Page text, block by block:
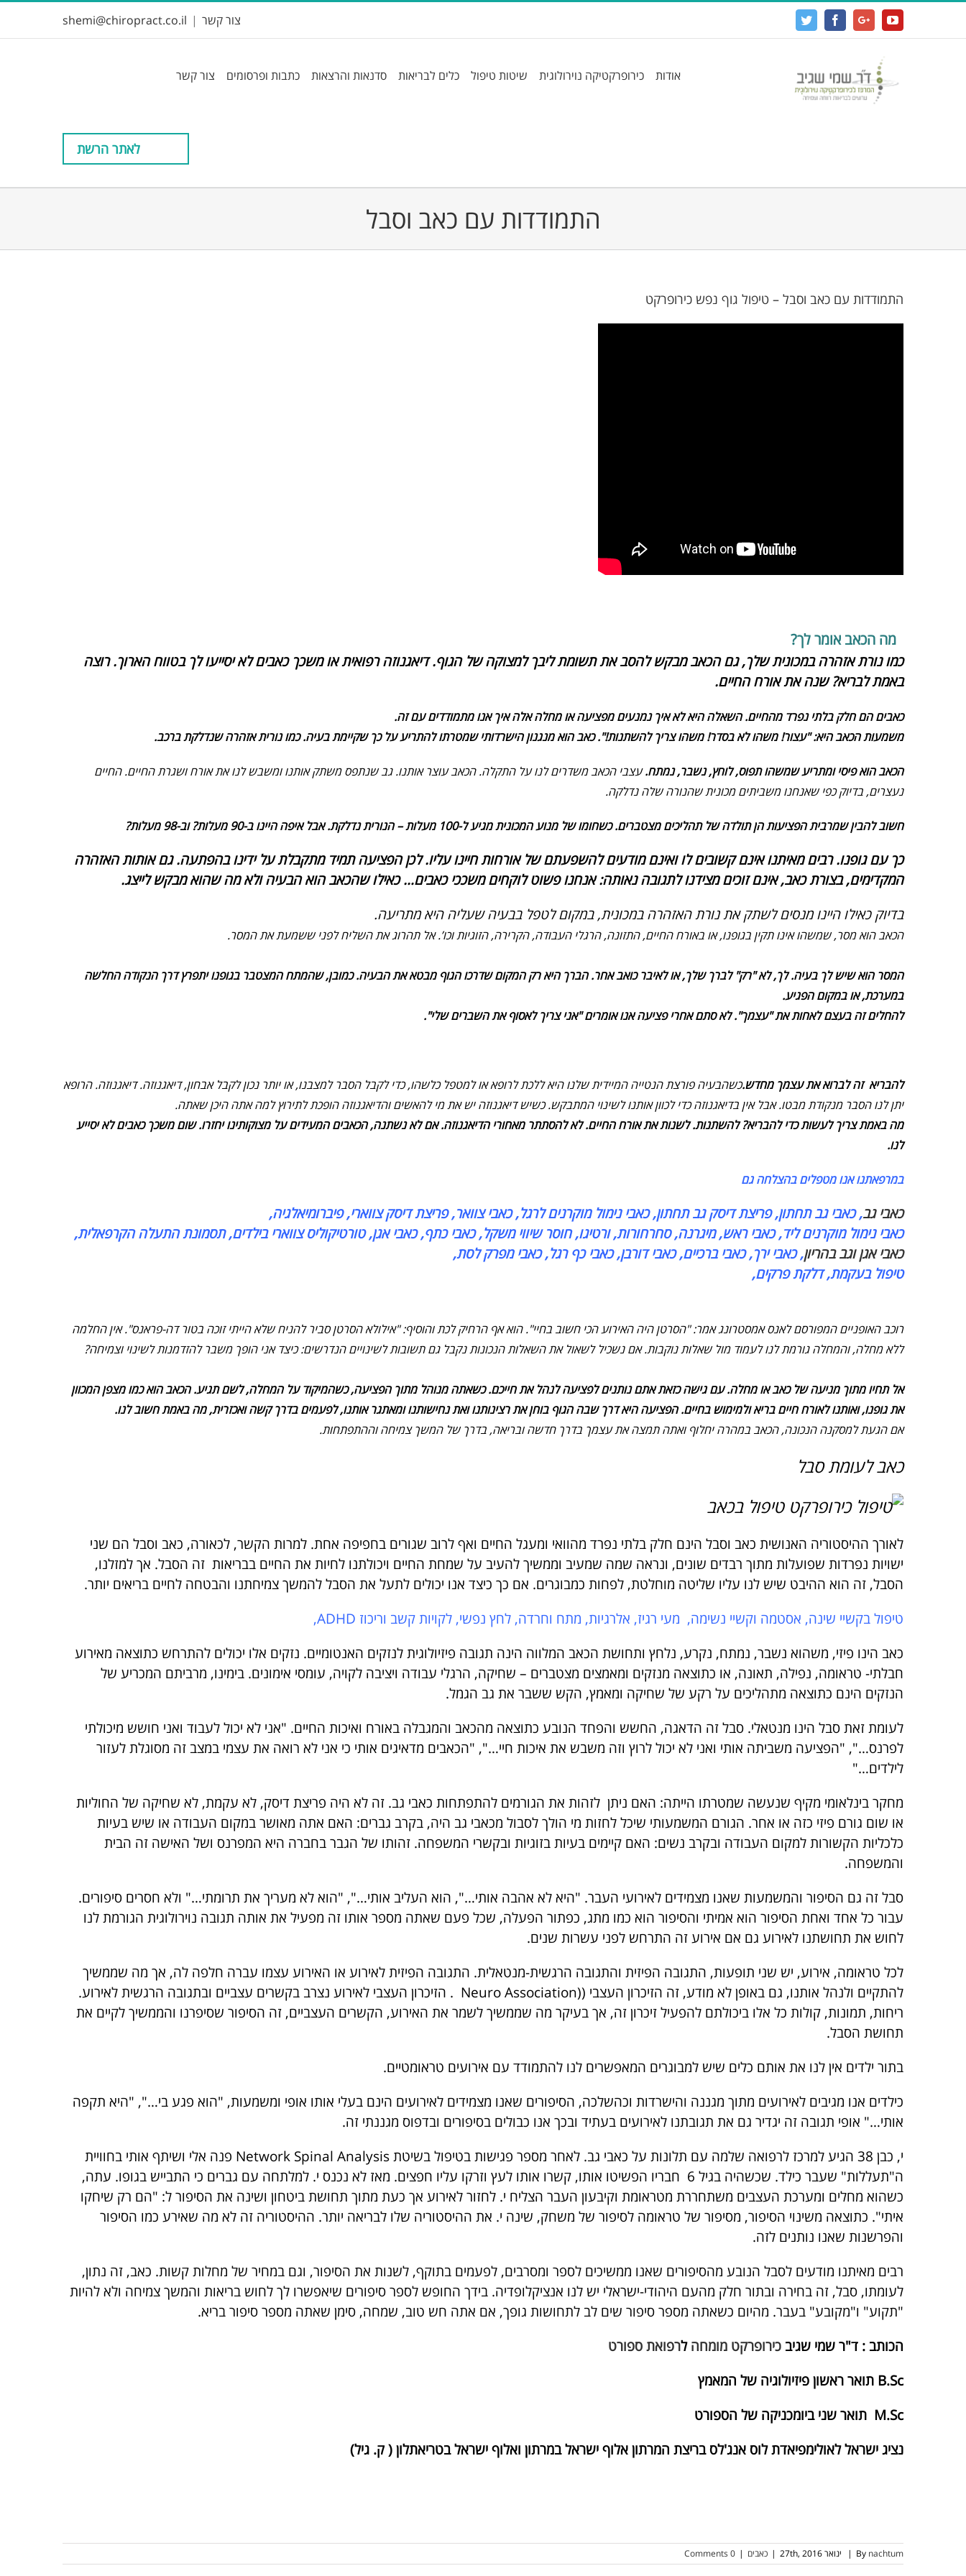
YouTube
Google+
Facebook צור קשר |
shemi@chiropract.co.il
אודות כירופרקטיקה נוירולוגית שיטות טיפול כלים לבריאות סדנאות והרצאות כתבות ופרסומים צור קשר
לאתר הרשת
התמודדות עם כאב וסבל
התמודדות עם כאב וסבל – טיפול גוף נפש כירופרקט
מה הכאב אומר לך?
כמו נורת אזהרה במכונית שלך, גם הכאב מבקש להסב את תשומת ליבך למצוקה של הגוף. דיאגנוזה רפואית או משכך כאבים לא יסייעו לך בטווח הארוך. רוצה
באמת לבריא? שנה את אורח החיים.
כאבים הם חלק בלתי נפרד מהחיים. השאלה היא לא איך נמנעים מפציעה או מחלה אלה איך אנו מתמודדים עם זה.
משמעות הכאב היא: "עצור! משהו לא בסדר! משהו צריך להשתנות!". כאב הוא מנגנון הישרדותי שמטרתו להתריע על כך שקיימת בעיה. כמו נורית אזהרה שנדלקת ברכב.
הכאב הוא פיסי ומתריע שמשהו תפוס, לוחץ, נשבר, נמתח.עצבי הכאב משדרים לנו על התקלה. הכאב עוצר אותנו. גב שנתפס משתק אותנו ומשבש לנו את אורח ושגרת החיים. החיים
נעצרים, בדיוק כפי שאנחנו משביתים מכונית שהנורה שלה נדלקה.
חשוב להבין שמרבית הפציעות הן תולדה של תהליכים מצטברים. כשחומו של מנוע המכונית מגיע ל-100 מעלות – הנורית נדלקת. אבל איפה היינו ב-90 מעלות? וב-98 מעלות?
כך עם גופנו. רבים מאיתנו אינם קשובים לו ואינם מודעים להשפעתם של אורחות חיינו עליו. לכן הפציעה תמיד מתקבלת על ידינו בהפתעה. גם אותות האזהרה
המקדימים, בצורת כאב, אינם זוכים מצידנו לתגובה נאותה: אנחנו פשוט לוקחים משככי כאבים… כאילו שהכאב הוא הבעיה ולא מה שהוא מבקש לייצג.
בדיוק כאילו היינו מנסים לשתק את נורת האזהרה במכונית, במקום לטפל בבעיה שעליה היא מתריעה.
הכאב הוא מסר, שמשהו אינו תקין בגופנו, או באורח החיים, התזונה, הרגלי העבודה, הקרירה, הזוגיות וכו’. אל תהרוג את השליח לפני ששמעת את המסר.
המסר הוא שיש לך בעיה. לך, לא "רק" לברך שלך, או לאיבר כואב אחר. הברך היא רק המקום שדרכו הגוף מבטא את הבעיה. כמובן, שהמתח המצטבר בגופנו יתפרץ דרך הנקודה החלשה
במערכת, או במקום הפגיע.
להחלים זה בעצם לאחות את "עצמך". לא סתם אחרי פציעה אנו אומרים "אני צריך לאסוף את השברים שלי".
להבריא זה לברוא את עצמך מחדש.כשהבעיה פורצת הנטייה המיידית שלנו היא ללכת לרופא או למטפל כלשהו, כדי לקבל הסבר למצבנו, או יותר נכון לקבל אבחון, דיאגנוזה. דיאגנוזה. הרופא
יתן לנו הסבר מנקודת מבטו. אבל אין בדיאגנוזה כדי לכוון אותנו לשינוי המתבקש. כשיש דיאגנוזה יש את מי להאשים והדיאגנוזה הופכת לתירוץ למה אתה היכן שאתה.
מה באמת צריך לעשות כדי להבריא? להשתנות. לשנות את אורח החיים. לא להסתתר מאחורי הדיאגנוזה. אם לא נשתנה, הכאבים המעידים על מצוקותינו יחזרו. שום משכך כאבים לא יסייע
לנו.
במרפאתנו אנו מטפלים בהצלחה גם
כאבי גב, כאבי גב תחתון, פריצת דיסק גב תחתון, כאבי נימול מוקרנים לרגל, כאבי צוואר, פריצת דיסק צווארי, פיברומיאלגיה,
כאבי נימול מוקרנים ליד, כאבי ראש, מיגרנה, סחרחורות, ורטיגו, חוסר שיווי משקל, כאבי כתף, כאבי אגן, טורטיקוליס צווארי בילדים, תסמונת התעלה הקרפאלית,
כאבי אגן וגב בהריון, כאבי ירך, כאבי ברכיים, כאבי דורבן, כאבי כף רגל, כאבי מפרק לסת,
טיפול בעקמת, דלקת פרקים,
רוכב האופניים המפורסם לאנס אמסטרונג אמר: "הסרטן היה האירוע הכי חשוב בחיי". הוא אף הרחיק לכת והוסיף: "אילולא הסרטן סביר להניח שלא הייתי זוכה בטור דה-פראנס". אין החלמה
ללא מחלה, והמחלה גורמת לנו לעמוד מול שאלות נוקבות. אם נשכיל לשאול את השאלות הנכונות נקבל גם תשובות לשינויים הנדרשים: כיצד אני הופך משבר להזדמנות לשינוי וצמיחה?
אל תחיו מתוך מניעה של כאב או מחלה. עם גישה כזאת אתם נותנים לפציעה לנהל את חייכם. כשאתה מנוהל מתוך הפציעה, כשהמיקוד על המחלה, לשם תגיע. הכאב הוא כמו מצפן המכוון
את גופנו, ואותנו לאורח חיים בריא ולמימוש בחיים. הפציעה היא דרך שבה הגוף בוחן את רצינותנו ואת נחישותנו ומאתגר אותנו, לפעמים בדרך קשה ואכזרית, מה באמת חשוב לנו.
אם הגעת למסקנה הנכונה, הכאב במהרה יחלוף ואתה תמצה את עצמך בדרך חדשה ובריאה, בדרך של המשך צמיחה וההתפתחות.
כאב לעומת סבל
לאורך ההיסטוריה האנושית כאב וסבל הינם חלק בלתי נפרד מהוואי ומעגל החיים ואף לרוב שגורים בחפיפה אחת. למרות הקשר, לכאורה, כאב וסבל הם שני
ישויות נפרדות שפועלות מתוך רבדים שונים, ונראה שמה שמעיב וממשיך להעיב על שמחת החיים ויכולתנו לחיות את החיים בבריאות זה הסבל. אך למזלנו,
הסבל, זה הוא ההיבט שיש לנו עליו שליטה מוחלטת, לפחות כמבוגרים. אם כך כיצד אנו יכולים לתעל את הסבל להמשך צמיחתנו והבטחה לחיים בריאים יותר.
טיפול בקשיי שינה, אסטמה וקשיי נשימה, מעי רגיז, אלרגיות, מתח וחרדה, לחץ נפשי, לקויות קשב וריכוז ADHD,
כאב הינו פיזי, משהוא נשבר, נמתח, נקרע, נלחץ ותחושת הכאב המלווה הינה תגובה פיזיולוגית לנזקים האנטומיים. נזקים אלו יכולים להתרחש כתוצאה מאירוע
חבלתי- טראומה, נפילה, תאונה, או כתוצאה מנזקים ומאמצים מצטברים – שחיקה, הרגלי עבודה ויציבה לקויה, עומסי אימונים. בימינו, מרביתם המכריע של
הנזקים הינם כתוצאה מתהליכים על רקע של שחיקה ומאמץ, הקש ששבר את גב הגמל.
לעומת זאת סבל הינו מנטאלי. סבל זה הדאגה, החשש והפחד הנובע כתוצאה מהכאב והמגבלה באורח ואיכות החיים. "אני לא יכול לעבוד ואני חושש מיכולתי
לפרנס…", "הפציעה משביתה אותי ואני לא יכול לרוץ וזה משבש את איכות חיי…", "הכאבים מדאיגים אותי כי אני לא רואה את עצמי במצב זה מסוגלת לעזור
לילדים…"
מחקר בינלאומי מקיף שנעשה שמטרתו הייתה: האם ניתן לזהות את הגורמים להתפתחות כאבי גב. זה לא היה פריצת דיסק, לא עקמת, לא שחיקה של החוליות
או שום גורם פיזי כזה או אחר. הגורם המשמעותי שיכל לחזות מי הולך לסבול מכאבי גב היה, בקרב גברים: האם אתה מאושר במקום העבודה או שיש בעיות
כלכליות הקשורות למקום העבודה ובקרב נשים: האם קיימים בעיות בזוגיות ובקשרי המשפחה. זהותו של הגבר בחברה היא המפרנס ושל האישה זה הבית
והמשפחה.
סבל זה גם הסיפור והמשמעות שאנו מצמידים לאירועי העבר. "היא לא אהבה אותי…", הוא העליב אותי…", "הוא לא מעריך את תרומתי…" ולא חסרים סיפורים.
עבור כל אחד ואחת הסיפור הוא אמיתי והסיפור הוא כמו מתג, כפתור הפעלה, שכל פעם שאתה מספר אותו זה מפעיל את אותה תגובה נוירולוגית הגורמת לנו
לחוש את תחושתנו לאירוע גם אם אירוע זה התרחש לפני עשרות שנים.
לכל טראומה, אירוע, יש שני תופעות, התגובה הפיזית והתגובה הרגשית-מנטאלית. התגובה הפיזית לאירוע או האירוע עצמו עברה חלפה לה, אך מה שממשיך
להתקיים ולנהל אותנו, גם באופן לא מודע, זה הזיכרון העצבי ((Neuro Association . הזיכרון העצבי לאירוע נצרב בקשרים עצביים ובתגובה הרגשית לאירוע.
ריחות, תמונות, קולות כל אלו ביכולתם להפעיל זיכרון זה, אך בעיקר מה שממשיך לשמר את האירוע, הקשרים העצביים, זה הסיפור שסיפרנו והממשיך לקיים את
תחושת הסבל.
בתור ילדים אין לנו את אותם כלים שיש למבוגרים המאפשרים לנו להתמודד עם אירועים טראומטיים.
כילדים אנו מגיבים לאירועים מתוך מגננה והישרדות וכהשלכה, הסיפורים שאנו מצמידים לאירועים הינם בעלי אותו אופי ומשמעות, "הוא פגע בי…", "היא תקפה
אותי…" אופי תגובה זה יגדיר גם את תגובתנו לאירועים בעתיד ובכך אנו כבולים בסיפורים ובדפוס מגננתי זה.
י, כבן 38 הגיע למרכז לרפואה שלמה עם תלונות על כאבי גב. לאחר מספר פגישות בטיפול בשיטת Network Spinal Analysis פנה אלי ושיתף אותי בחוויית
ה"תעללות" שעבר כילד. שכשהיה בגיל 6 חבריו הפשיטו אותו, קשרו אותו לעץ וזרקו עליו חפצים. מאז לא נכנס י. למלתחה עם גברים כי התבייש בגופו. עתה,
כשהוא מחלים ומערכת העצבים משתחררת מטראומת וקיבעון העבר הצליח י. לחזור לאירוע אך כעת מתוך תחושת ביטחון ושינה את הסיפור ל: "הם רק שיחקו
איתי". כתוצאה משינוי הסיפור, מסיפור של טראומה לסיפור של משחק, שינה י. את ההיסטוריה שלו לבריאה יותר. ההיסטוריה זה לא מה שאירע כמו הסיפור
והפרשנות שאנו נותנים לזה.
רבים מאיתנו מודעים לסבל הנובע מהסיפורים שאנו ממשיכים לספר ומסרבים, לפעמים בתוקף, לשנות את הסיפור, וגם במחיר של מחלות קשות. כאב, זה נתון,
לעומתו, סבל, זה בחירה ובתור חלק מהעם היהודי-ישראלי יש לנו אנציקלופדיה. בידך החופש לספר סיפורים שיאפשרו לך לחוש בריאות והמשך צמיחה ולא להיות
"תקוע" ו"מקובע" בעבר. מהיום כשאתה מספר סיפור שים לב לתחושות גופך, אם אתה חש טוב, שמחה, סימן שאתה מספר סיפור בריא.
הכותב : ד"ר שמי שגיב כירופרקט מומחהלרפואת ספורט
B.Sc תואר ראשון פיזיולוגיה של המאמץ
M.Sc תואר שני ביומכניקה של הספורט
נציג ישראל לאולימפיאדת לוס אנג'לס בריצת המרתון אלוף ישראל במרתון ואלוף ישראל בטריאתלון ( ק. גיל)
By nachtum
| ינואר 27th, 2016 | כאבים |
0 Comments